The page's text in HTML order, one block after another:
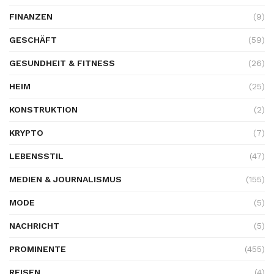
FINANZEN (9)
GESCHÄFT (59)
GESUNDHEIT & FITNESS (26)
HEIM (25)
KONSTRUKTION (2)
KRYPTO (7)
LEBENSSTIL (47)
MEDIEN & JOURNALISMUS (155)
MODE (5)
NACHRICHT (5)
PROMINENTE (455)
REISEN (4)